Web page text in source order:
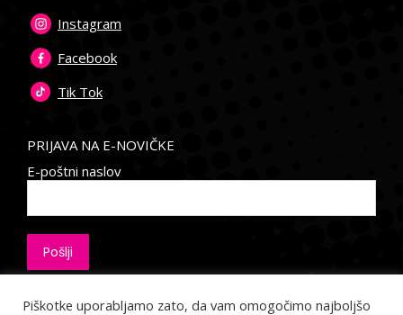
Instagram
Facebook
Tik Tok
PRIJAVA NA E-NOVIČKE
E-poštni naslov
Piškotke uporabljamo zato, da vam omogočimo najboljšo